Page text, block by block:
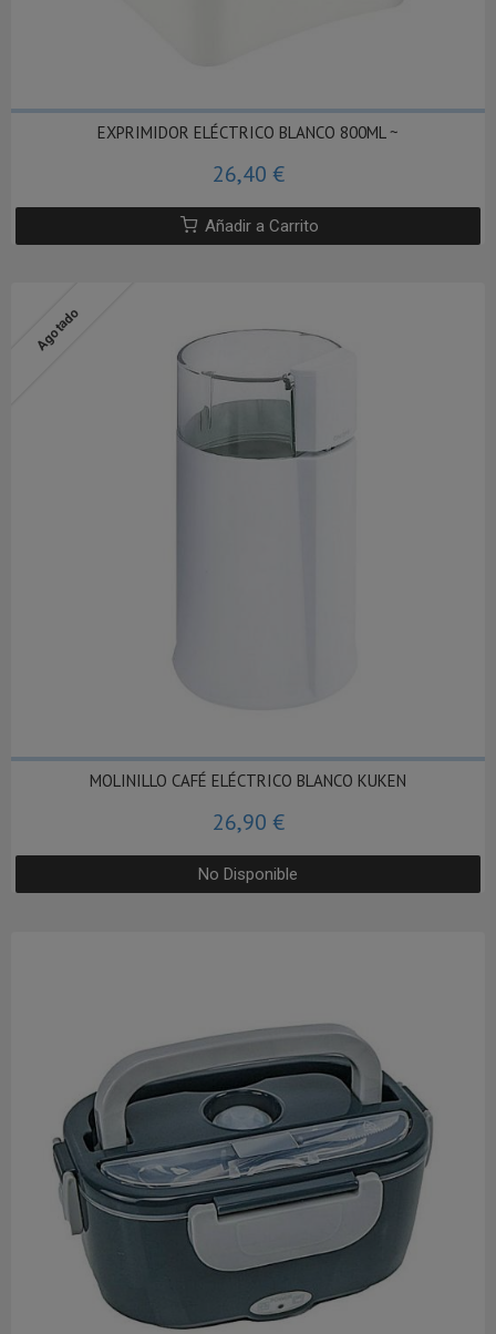
EXPRIMIDOR ELÉCTRICO BLANCO 800ML ~
26,40 €
Añadir a Carrito
Agotado
MOLINILLO CAFÉ ELÉCTRICO BLANCO KUKEN
26,90 €
No Disponible